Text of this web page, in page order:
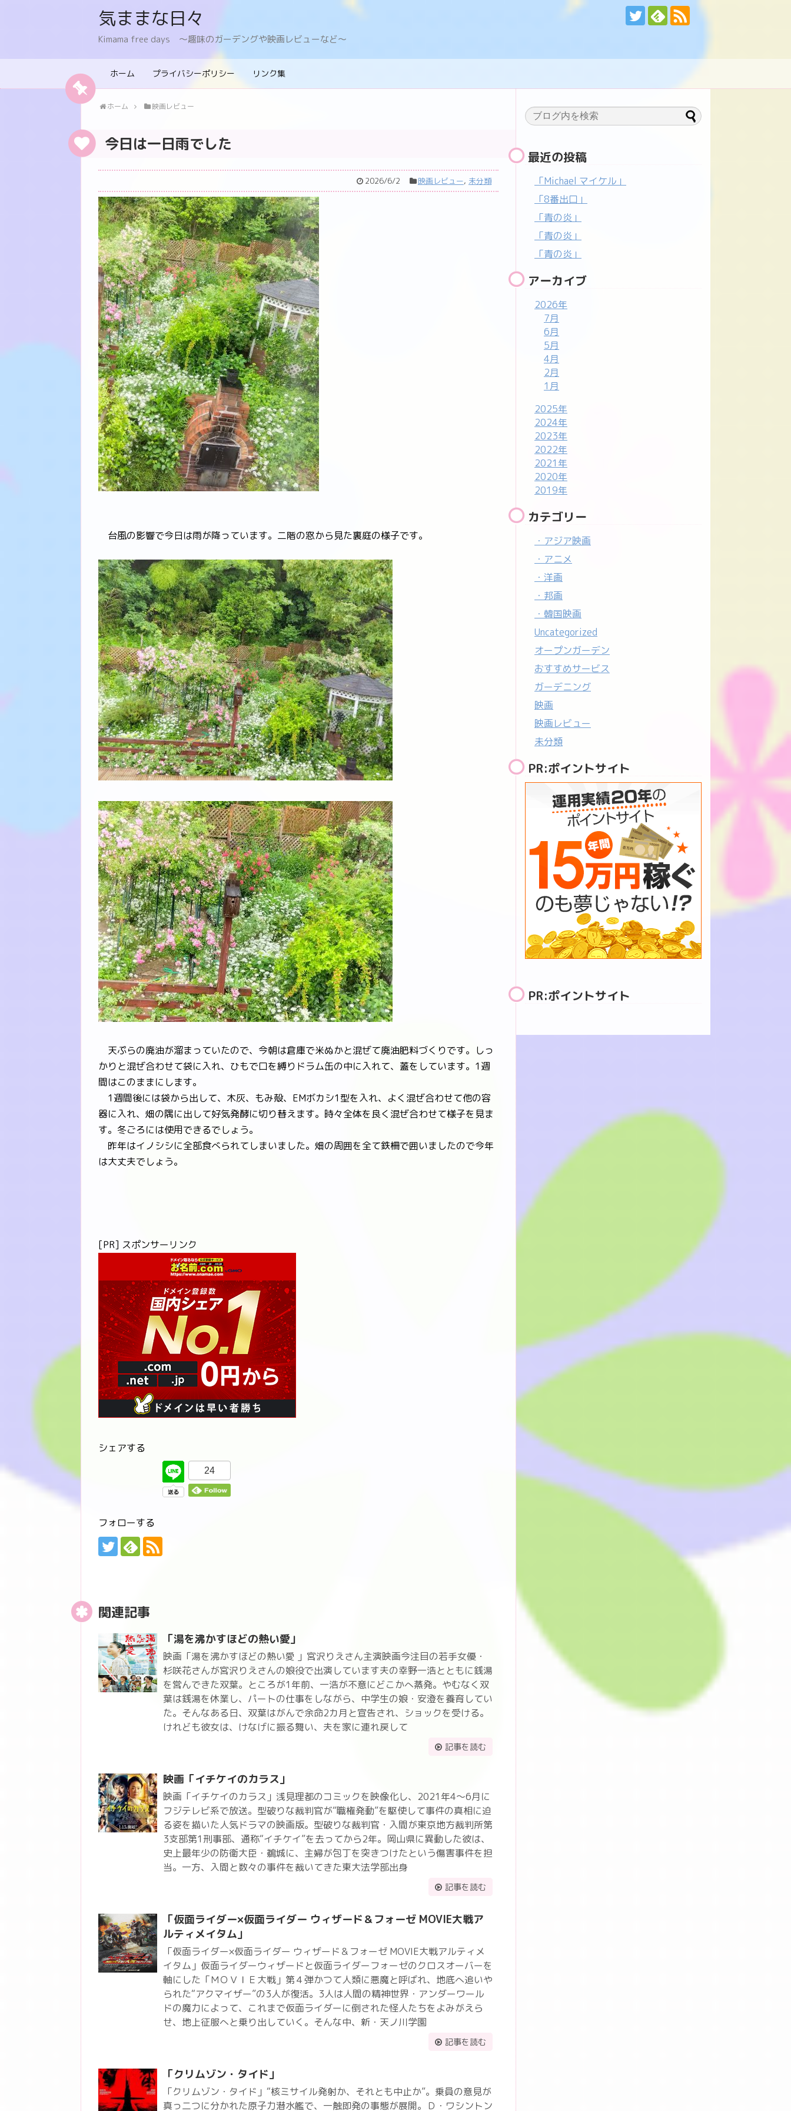
気ままな日々
Kimama free days 〜趣味のガーデングや映画レビューなど〜
ホーム プライバシーポリシー リンク集
ホーム 映画レビュー
今日は一日雨でした
2026/6/2 映画レビュー, 未分類
台風の影響で今日は雨が降っています。二階の窓から見た裏庭の様子です。
天ぷらの廃油が溜まっていたので、今朝は倉庫で米ぬかと混ぜて廃油肥料づくりです。しっ
かりと混ぜ合わせて袋に入れ、ひもで口を縛りドラム缶の中に入れて、蓋をしています。1週
間はこのままにします。
1週間後には袋から出して、木灰、もみ殻、EMボカシ1型を入れ、よく混ぜ合わせて他の容
器に入れ、畑の隅に出して好気発酵に切り替えます。時々全体を良く混ぜ合わせて様子を見ま
す。冬ごろには使用できるでしょう。
昨年はイノシシに全部食べられてしまいました。畑の周囲を全て鉄柵で囲いましたので今年
は大丈夫でしょう。
[PR] スポンサーリンク
シェアする
24
フォローする
関連記事
「湯を沸かすほどの熱い愛」
映画「湯を沸かすほどの熱い愛 」宮沢りえさん主演映画今注目の若手女優・
杉咲花さんが宮沢りえさんの娘役で出演しています夫の幸野一浩とともに銭湯
を営んできた双葉。ところが1年前、一浩が不意にどこかへ蒸発。やむなく双
葉は銭湯を休業し、パートの仕事をしながら、中学生の娘・安澄を養育してい
た。そんなある日、双葉はがんで余命2カ月と宣告され、ショックを受ける。
けれども彼女は、けなげに振る舞い、夫を家に連れ戻して
記事を読む
映画「イチケイのカラス」
映画「イチケイのカラス」浅見理都のコミックを映像化し、2021年4～6月に
フジテレビ系で放送。型破りな裁判官が“職権発動”を駆使して事件の真相に迫
る姿を描いた人気ドラマの映画版。型破りな裁判官・入間が東京地方裁判所第
3支部第1刑事部、通称“イチケイ”を去ってから2年。岡山県に異動した彼は、
史上最年少の防衛大臣・鵜城に、主婦が包丁を突きつけたという傷害事件を担
当。一方、入間と数々の事件を裁いてきた東大法学部出身
記事を読む
「仮面ライダー×仮面ライダー ウィザード＆フォーゼ MOVIE大戦ア
ルティメイタム」
「仮面ライダー×仮面ライダー ウィザード＆フォーゼ MOVIE大戦アルティメ
イタム」仮面ライダーウィザードと仮面ライダーフォーゼのクロスオーバーを
軸にした「ＭＯＶＩＥ大戦」第４弾かつて人類に悪魔と呼ばれ、地底へ追いや
られた“アクマイザー”の3人が復活。3人は人間の精神世界・アンダーワール
ドの魔力によって、これまで仮面ライダーに倒された怪人たちをよみがえら
せ、地上征服へと乗り出していく。そんな中、新・天ノ川学園
記事を読む
「クリムゾン・タイド」
「クリムゾン・タイド」“核ミサイル発射か、それとも中止か”。乗員の意見が
真っ二つに分かれた原子力潜水艦で、一触即発の事態が展開。Ｄ・ワシントン
最近の投稿
「Michael マイケル」
「8番出口」
「青の炎」
「青の炎」
「青の炎」
アーカイブ
2026年
7月
6月
5月
4月
2月
1月
2025年
2024年
2023年
2022年
2021年
2020年
2019年
カテゴリー
・アジア映画
・アニメ
・洋画
・邦画
・韓国映画
Uncategorized
オープンガーデン
おすすめサービス
ガーデニング
映画
映画レビュー
未分類
PR:ポイントサイト
PR:ポイントサイト